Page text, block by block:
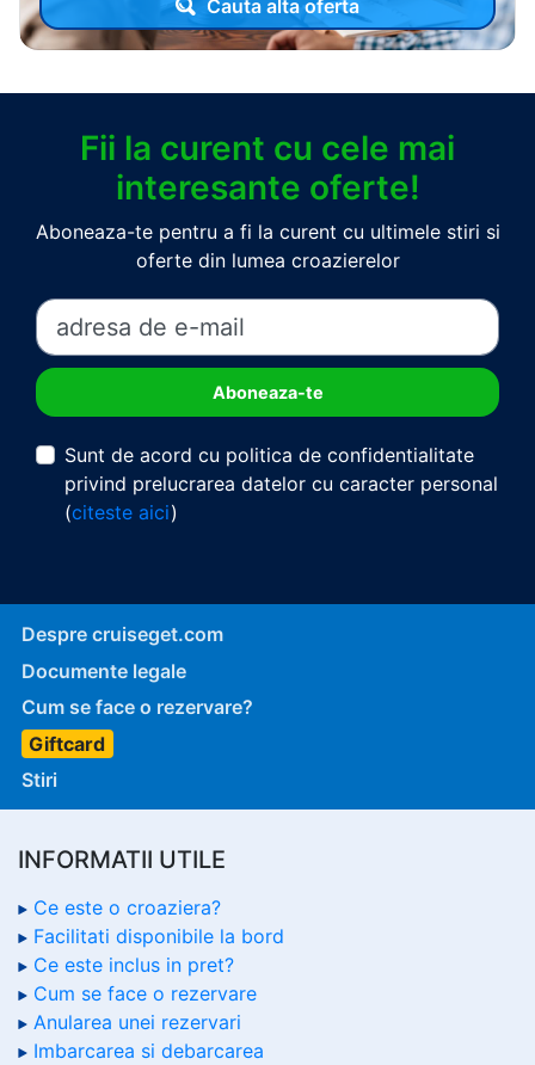
Cauta alta oferta
Fii la curent cu cele mai
interesante oferte!
Aboneaza-te pentru a fi la curent cu ultimele stiri si
oferte din lumea croazierelor
Sunt de acord cu politica de confidentialitate
privind prelucrarea datelor cu caracter personal
(citeste aici)
Despre cruiseget.com
Documente legale
Cum se face o rezervare?
Giftcard
Stiri
INFORMATII UTILE
Ce este o croaziera?
Facilitati disponibile la bord
Ce este inclus in pret?
Cum se face o rezervare
Anularea unei rezervari
Imbarcarea si debarcarea